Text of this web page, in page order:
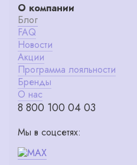
О компании
Блог
FAQ
Новости
Акции
Программа лояльности
Бренды
О нас
8 800 100 04 03
Мы в соцсетях: